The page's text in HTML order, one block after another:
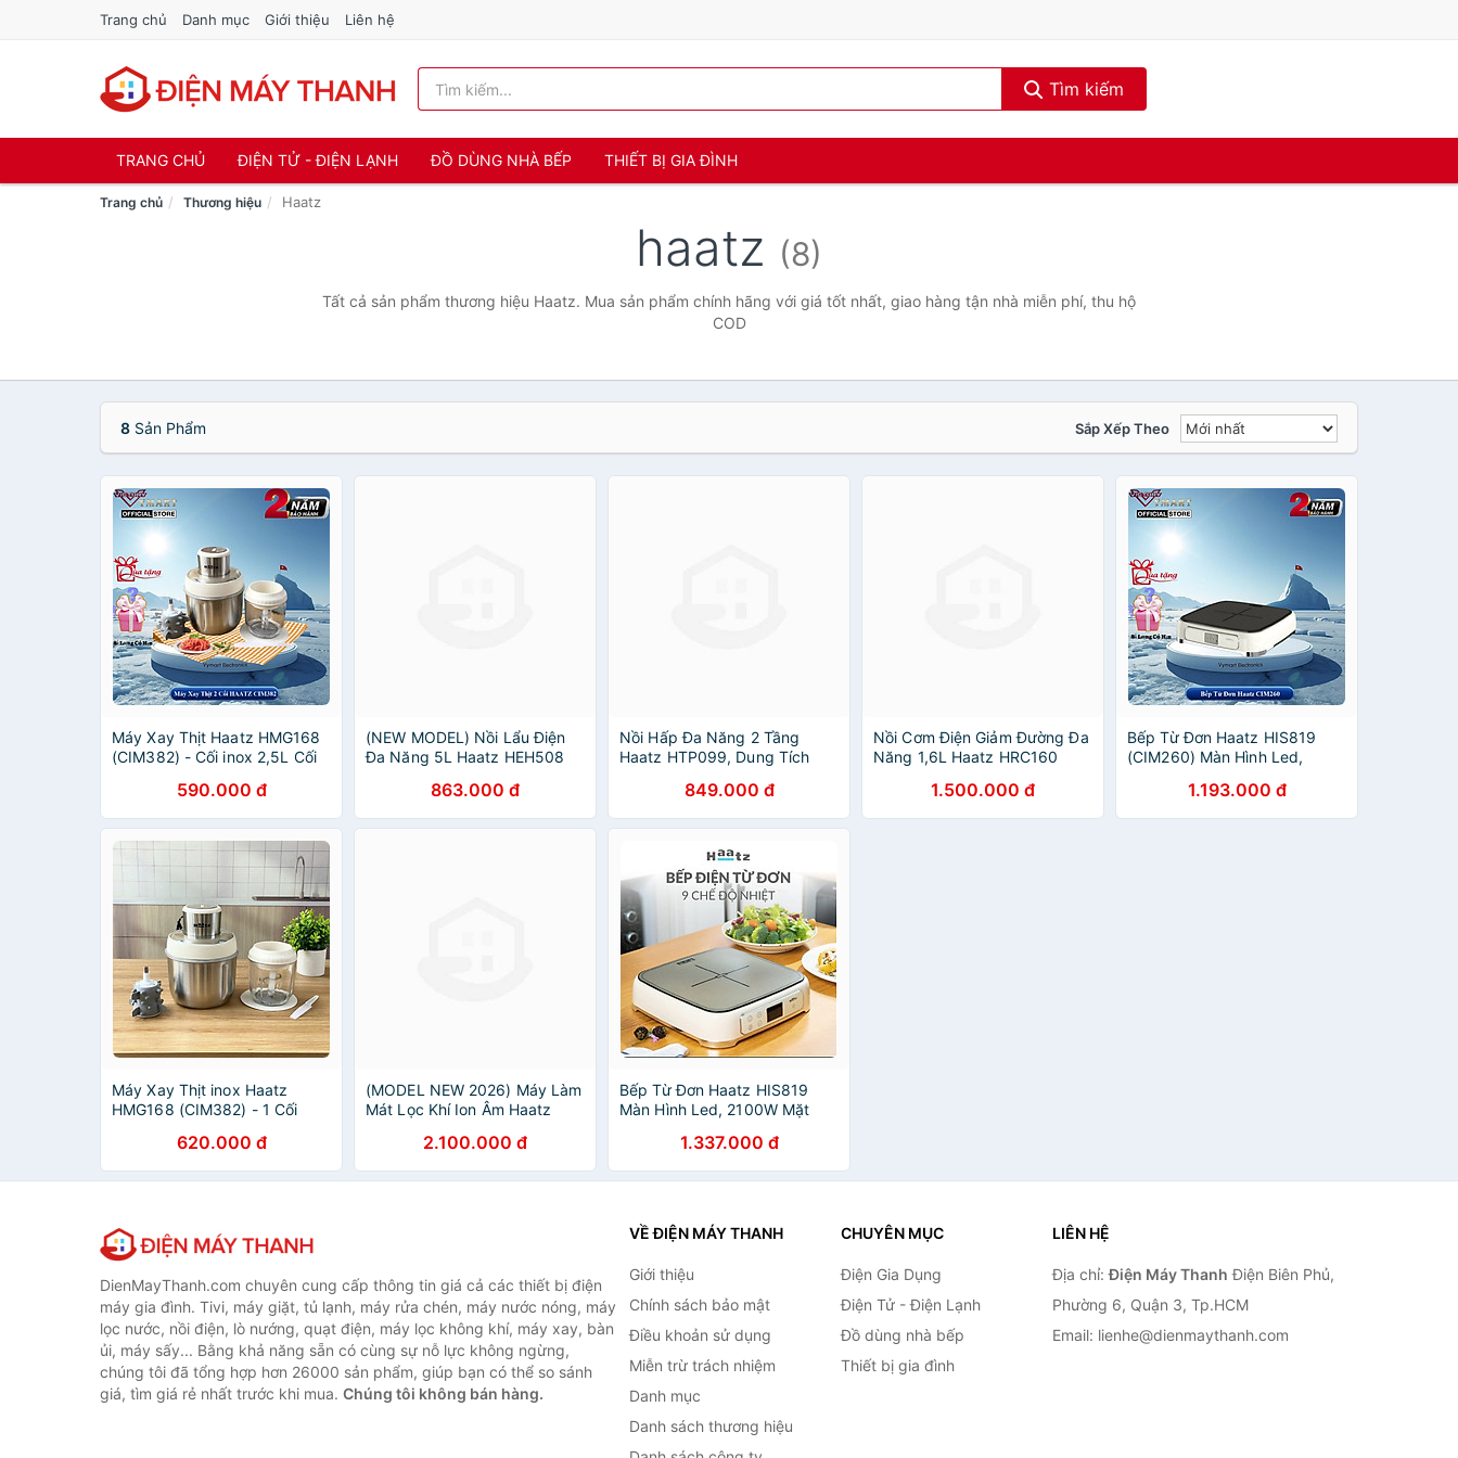
Trang chủ Danh mục Giới thiệu Liên hệ
Tìm kiếm
TRANG CHỦ ĐIỆN TỬ - ĐIỆN LẠNH ĐỒ DÙNG NHÀ BẾP THIẾT BỊ GIA ĐÌNH
Trang chủ Thương hiệu Haatz
haatz (8)
Tất cả sản phẩm thương hiệu Haatz. Mua sản phẩm chính hãng với giá tốt nhất, giao hàng tận nhà miễn phí, thu hộ
COD
8 Sản Phẩm Sắp Xếp Theo
Máy Xay Thịt Haatz HMG168
(CIM382) - Cối inox 2,5L Cối
Phụ Kiện Đánh Ruốc - Hàng
Chính Hãng Bảo Hành 2 Năm
590.000 đ
(NEW MODEL) Nồi Lẩu Điện
Đa Năng 5L Haatz HEH508
Chống Dính Tháo Rời - Hàng
Chính Hãng
863.000 đ
Nồi Hấp Đa Năng 2 Tầng
Haatz HTP099, Dung Tích
Hàng Chính Hãng
849.000 đ
Nồi Cơm Điện Giảm Đường Đa
Năng 1,6L Haatz HRC160
Khiển Oled - Hàng Chính
Hãng
1.500.000 đ
Bếp Từ Đơn Haatz HIS819
(CIM260) Màn Hình Led,
Mức Nhiệt, Hẹn Giờ - Hàng
Chính Hãng
1.193.000 đ
Máy Xay Thịt inox Haatz
HMG168 (CIM382) - 1 Cối
0,6L - 500W Kèm Phụ Kiện
Đánh Ruốc - Hàng Chính
Hãng Bảo Hành 2 Năm
620.000 đ
(MODEL NEW 2026) Máy Làm
Mát Lọc Khí Ion Âm Haatz
HBC350 Quạt Tháp Haatz
Điều Khiển Từ Xa - Hàng
Chính Hãng
2.100.000 đ
Bếp Từ Đơn Haatz HIS819
Màn Hình Led, 2100W Mặt
Hẹn Giờ - Hàng Chính Hãng
1.337.000 đ
DienMayThanh.com chuyên cung cấp thông tin giá cả các thiết bị điện
máy gia đình. Tivi, máy giặt, tủ lạnh, máy rửa chén, máy nước nóng, máy
lọc nước, nồi điện, lò nướng, quạt điện, máy lọc không khí, máy xay, bàn
ủi, máy sấy... Bằng khả năng sẵn có cùng sự nỗ lực không ngừng,
chúng tôi đã tổng hợp hơn 26000 sản phẩm, giúp bạn có thể so sánh
giá, tìm giá rẻ nhất trước khi mua. Chúng tôi không bán hàng.
VỀ ĐIỆN MÁY THANH
Giới thiệu
Chính sách bảo mật
Điều khoản sử dụng
Miễn trừ trách nhiệm
Danh mục
Danh sách thương hiệu
CHUYÊN MỤC
Điện Gia Dụng
Điện Tử - Điện Lạnh
Đồ dùng nhà bếp
Thiết bị gia đình
LIÊN HỆ
Địa chỉ:Điện Máy Thanh Điện Biên Phủ,
Phường 6, Quận 3, Tp.HCM
Email: lienhe@dienmaythanh.com